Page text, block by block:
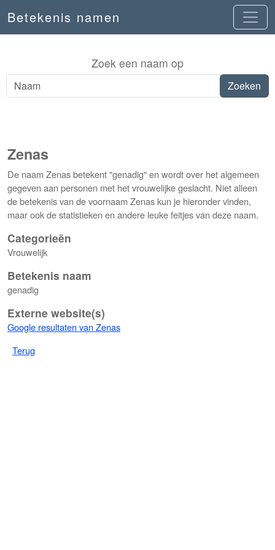
Betekenis namen
Zoek een naam op
Zenas
De naam Zenas betekent "genadig" en wordt over het algemeen
gegeven aan personen met het vrouwelijke geslacht. Niet alleen
de betekenis van de voornaam Zenas kun je hieronder vinden,
maar ook de statistieken en andere leuke feitjes van deze naam.
Categorieën
Vrouwelijk
Betekenis naam
genadig
Externe website(s)
Google resultaten van Zenas
Terug